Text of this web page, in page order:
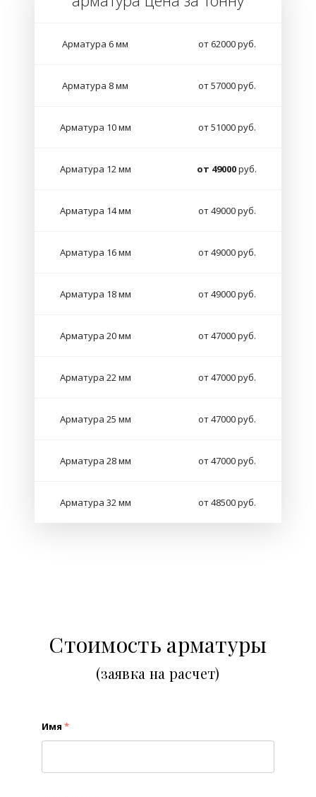
Арматура 6 мм от 62000 руб.
Арматура 8 мм от 57000 руб.
Арматура 10 мм от 51000 руб.
Арматура 12 мм от 49000руб.
Арматура 14 мм от 49000 руб.
Арматура 16 мм от 49000 руб.
Арматура 18 мм от 49000 руб.
Арматура 20 мм от 47000 руб.
Арматура 22 мм от 47000 руб.
Арматура 25 мм от 47000 руб.
Арматура 28 мм от 47000 руб.
Арматура 32 мм от 48500 руб.
Стоимость арматуры
(заявка на расчет)
Имя *